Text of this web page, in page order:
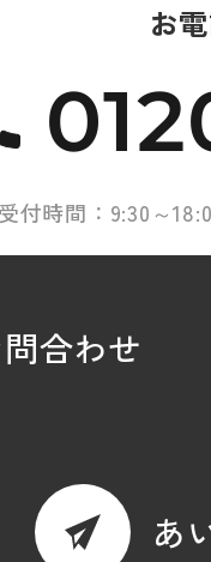
お
受付時間：9:30～
合わせ
あ